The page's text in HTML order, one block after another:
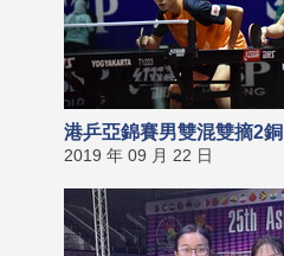
港乒亞錦賽男雙混雙摘2銅
2019 年 09 月 22 日